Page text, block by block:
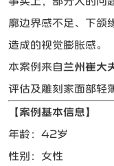
廓边界感不足、下颌
造成的视觉膨胀感。
本案例来自兰州崔大
评估及雕刻家面部轻
【案例基本信息】
年龄：42岁
性别：女性